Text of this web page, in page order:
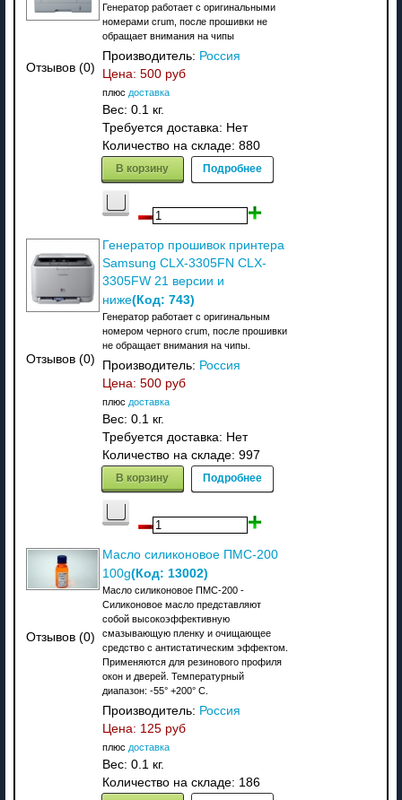
Отзывов (0)
Генератор работает с оригинальными
номерами crum, после прошивки не
обращает внимания на чипы
Производитель: Россия
Цена: 500 руб
плюс доставка
Вес: 0.1 кг.
Требуется доставка: Нет
Количество на складе: 880
В корзину Подробнее
Отзывов (0)
Генератор прошивок принтера
Samsung CLX-3305FN CLX-
3305FW 21 версии и
ниже(Код: 743)
Генератор работает с оригинальным
номером черного crum, после прошивки
не обращает внимания на чипы.
Производитель: Россия
Цена: 500 руб
плюс доставка
Вес: 0.1 кг.
Требуется доставка: Нет
Количество на складе: 997
В корзину Подробнее
Отзывов (0)
Масло силиконовое ПМС-200
100g(Код: 13002)
Масло силиконовое ПМС-200 -
Силиконовое масло представляют
собой высокоэффективную
смазывающую пленку и очищающее
средство с антистатическим эффектом.
Применяются для резинового профиля
окон и дверей. Температурный
диапазон: -55° +200° С.
Производитель: Россия
Цена: 125 руб
плюс доставка
Вес: 0.1 кг.
Количество на складе: 186